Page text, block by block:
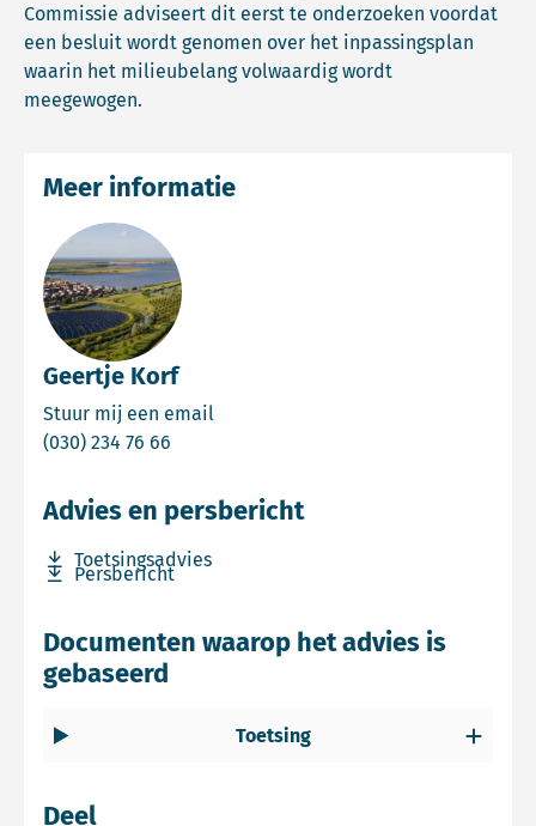
Commissie adviseert dit eerst te onderzoeken voordat
een besluit wordt genomen over het inpassingsplan
waarin het milieubelang volwaardig wordt
meegewogen.
Geertje Korf
Stuur mij een email
(030) 234 76 66
Meer informatie
Advies en persbericht
Toetsingsadvies
Download bestand Toetsingsadvies
Persbericht
Download bestand Persbericht
Documenten waarop het advies is
gebaseerd
Toetsing
Deel